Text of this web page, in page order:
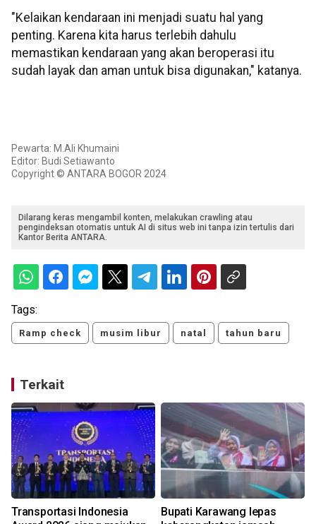
"Kelaikan kendaraan ini menjadi suatu hal yang
penting. Karena kita harus terlebih dahulu
memastikan kendaraan yang akan beroperasi itu
sudah layak dan aman untuk bisa digunakan," katanya.
Pewarta: M.Ali Khumaini
Editor: Budi Setiawanto
Copyright © ANTARA BOGOR 2024
Dilarang keras mengambil konten, melakukan crawling atau
pengindeksan otomatis untuk AI di situs web ini tanpa izin tertulis dari
Kantor Berita ANTARA.
Tags:
Ramp check musim libur natal tahun baru
Terkait
Transportasi Indonesia
Bupati Karawang lepas